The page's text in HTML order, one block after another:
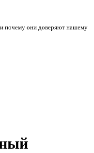
и почему они доверяют нашему